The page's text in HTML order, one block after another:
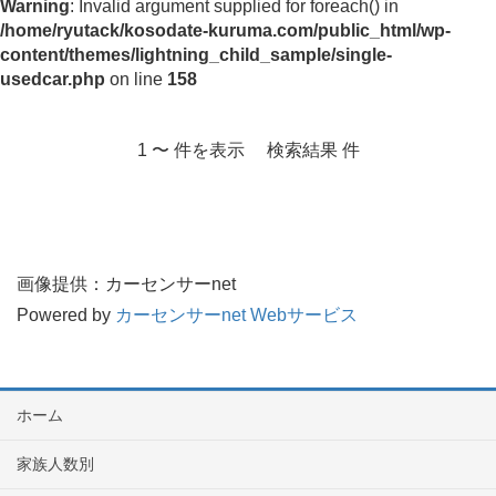
Warning: Invalid argument supplied for foreach() in
/home/ryutack/kosodate-kuruma.com/public_html/wp-
content/themes/lightning_child_sample/single-
usedcar.php on line 158
1 〜 件を表示 検索結果 件
画像提供：カーセンサーnet
Powered by カーセンサーnet Webサービス
ホーム
家族人数別